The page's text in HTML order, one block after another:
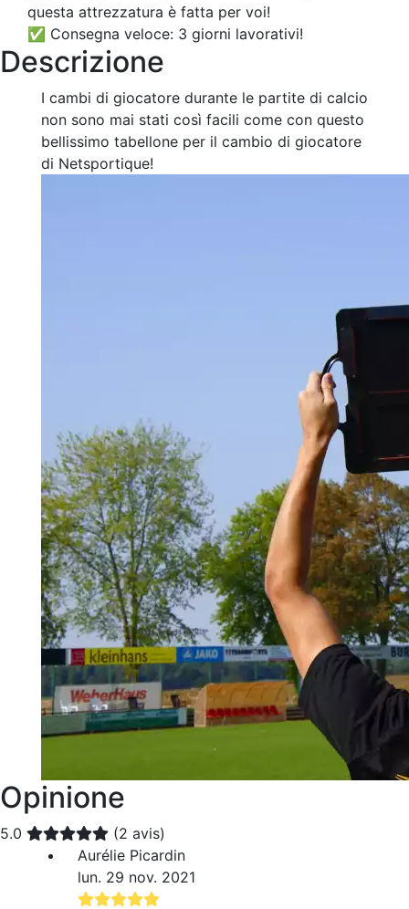
questa attrezzatura è fatta per voi!
✅ Consegna veloce: 3 giorni lavorativi!
Descrizione
I cambi di giocatore durante le partite di calcio
non sono mai stati così facili come con questo
bellissimo tabellone per il cambio di giocatore
di Netsportique!
Opinione
5.0
(2 avis)
Aurélie Picardin
lun. 29 nov. 2021